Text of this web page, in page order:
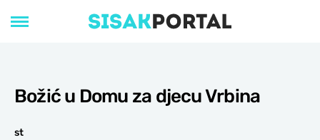
Božić u Domu za djecu Vrbina
st